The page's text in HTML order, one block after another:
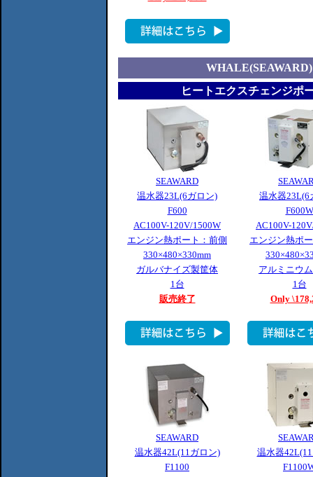
ヒートエクスチェンジポ
SEAWARD
温水器23L(6ガロン)
F600
AC100V-120V/1500W
エンジン熱ポート：前側
330×480×330mm
ガルバナイズ製筐体
1台
販売終了
温水器23L(6
F600W
AC100V-
エンジン熱ポ
アルミニウ
1台
Only
SEAWARD
温水器42L(11ガロン)
F1100
温水器